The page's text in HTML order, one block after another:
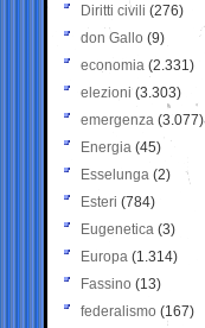
Diritti civili (276)
don Gallo (9)
economia (2.331)
elezioni (3.303)
emergenza (3.077)
Energia (45)
Esselunga (2)
Esteri (784)
Eugenetica (3)
Europa (1.314)
Fassino (13)
federalismo (167)